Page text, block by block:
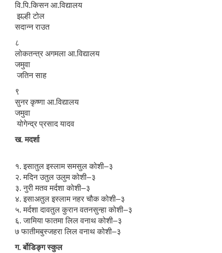
वि.पि.किसन आ.विद्यालय
झल्ही टोल
सदान्न राउत
८
लोकतन्त्र अगमला आ.विद्यालय
जमुवा
जतिन साह
९
सुनर कृष्णा आ.विद्यालय
जमुवा
योगेन्द्र प्रसाद यादव
ख. मदर्शा
१. इसातुल इस्लाम समसुल कोशी–३
२. मदिन उतुल उलुम कोशी–३
३. नुरी मतव मर्दशा कोशी–३
४. इसाअतुल इस्लाम नहर चौक कोशी–३
५. मर्दशा दावतुल कुरान वतनसुन्हा कोशी–३
६. जामिया फातमा लिल वनाथ कोशी–३
७ फातीमबुस्जहरा लिल वनाथ कोशी–३
ग. र्बोडिङ्ग स्कुल